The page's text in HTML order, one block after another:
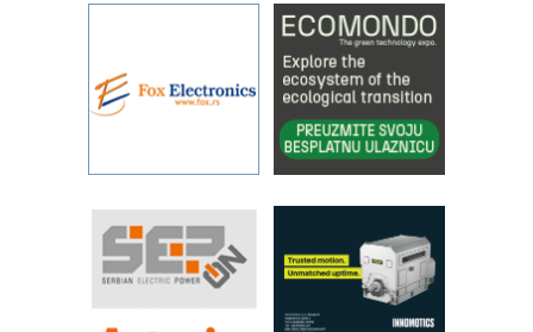
YAMADA pumpe – japanska
pouzdanost u transferu fluida
Filtration Group Industrial – Napredna
rešenja za filtraciju u hidrauličkim i
procesnim sistemima
Art Utopia Studio – vizuelne priče
RILINEX kompanije Rittal
FANUC: Najbolje za vašu pametnu
automatizaciju
Efikasno upravljanje energijom